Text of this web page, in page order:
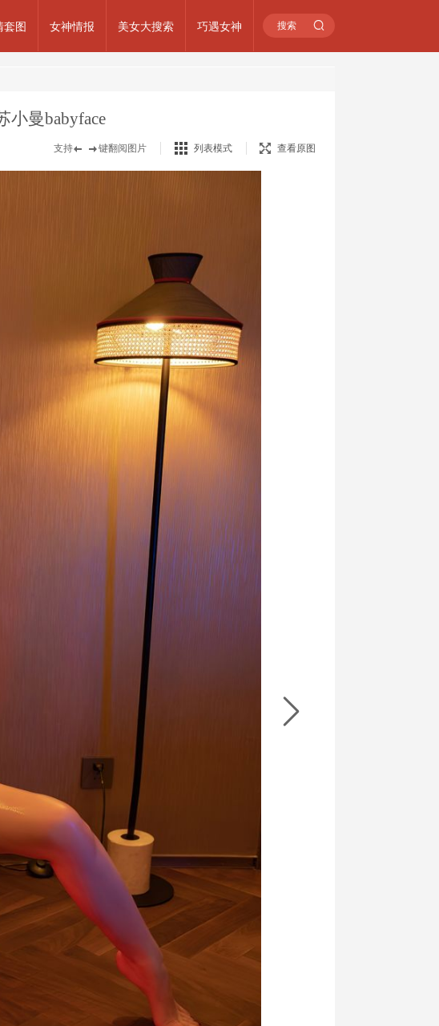
套图 女神情报 美女大搜索 巧遇女神
小曼babyface
支持 键翻阅图片 列表模式 查看原图